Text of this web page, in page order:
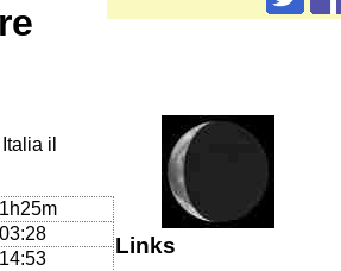
il
03:28
14:53
Links